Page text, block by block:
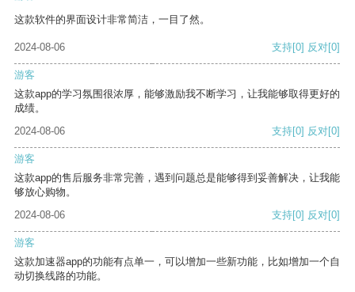
这款软件的界面设计非常简洁，一目了然。
2024-08-06 支持[0] 反对[0]
游客
这款app的学习氛围很浓厚，能够激励我不断学习，让我能够取得更好的
成绩。
2024-08-06
支持[0] 反对[0]
游客
这款app的售后服务非常完善，遇到问题总是能够得到妥善解决，让我能
够放心购物。
2024-08-06
支持[0] 反对[0]
游客
这款加速器app的功能有点单一，可以增加一些新功能，比如增加一个自
动切换线路的功能。